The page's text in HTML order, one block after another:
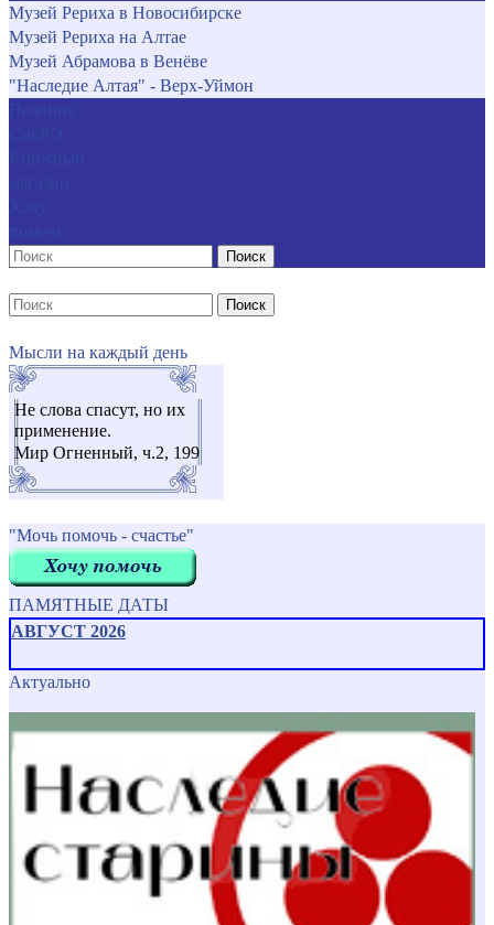
Музей Рериха в Новосибирске
Музей Рериха на Алтае
Музей Абрамова в Венёве
"Наследие Алтая" - Верх-Уймон
Поиск
Поиск
Мысли на каждый день
Не слова спасут, но их
применение.
Мир Огненный, ч.2, 199
"Мочь помочь - счастье"
ПАМЯТНЫЕ ДАТЫ
АВГУСТ 2026
Актуально